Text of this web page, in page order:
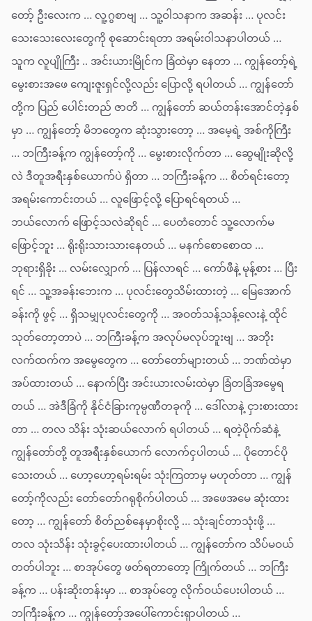
တော့် ဦးလေးက … လူ့ဂွစာဗျ … သူ့ဝါသနာက အဆန်း … ပုလင်း
သေးသေးလေးတွေကို စုဆောင်းရတာ အရမ်းဝါသနာပါတယ် …
သူက လူပျိုကြီး .. အင်းယားမြိုင်က ခြံထဲမှာ နေတာ … ကျွန်တော့်ရဲ့
မွေးစားအဖေ ကျေးဇူးရှင်လို့လည်း ပြောလို့ ရပါတယ် … ကျွန်တော်
တို့က ပြည် ပေါင်းတည် ဇာတိ … ကျွန်တော် ဆယ်တန်းအောင်တဲ့နှစ်
မှာ … ကျွန်တော့် မိဘတွေက ဆုံးသွားတော့ … အမေ့ရဲ့ အစ်ကိုကြီး
… ဘကြီးခန့်က ကျွန်တော့်ကို … မွေးစားလိုက်တာ … ဆွေမျိုးဆိုလို့
လဲ ဒီတူအရီးနှစ်ယောက်ပဲ ရှိတာ … ဘကြီးခန့်က … စိတ်ရင်းတော့
အရမ်းကောင်းတယ် … လူဖြောင့်လို့ ပြောရင်ရတယ် …
ဘယ်လောက် ဖြောင့်သလဲဆိုရင် … ပေတံတောင် သူ့လောက်မ
ဖြောင့်ဘူး … ရိုးရိုးသားသားနေတယ် … မနက်စောစောထ …
ဘုရားရှိခိုး … လမ်းလျှောက် … ပြန်လာရင် … ကော်ဖီနဲ့ မုန့်စား … ပြီး
ရင် … သူ့အခန်းဘေးက … ပုလင်းတွေသိမ်းထားတဲ့ … မြေအောက်
ခန်းကို ဖွင့် … ရှိသမျှပုလင်းတွေကို … အဝတ်သန့်သန့်လေးနဲ့ ထိုင်
သုတ်တော့တာပဲ … ဘကြီးခန့်က အလုပ်မလုပ်ဘူးဗျ … အဘိုး
လက်ထက်က အမွေတွေက … တော်တော်များတယ် … ဘဏ်ထဲမှာ
အပ်ထားတယ် … နောက်ပြီး အင်းယားလမ်းထဲမှာ ခြံတခြံအမွေရ
တယ် … အဲဒီခြံကို နိုင်ငံခြားကုမ္ပဏီတခုကို … ဒေါ်လာနဲ့ ငှားစားထား
တာ … တလ သိန်း သုံးဆယ်လောက် ရပါတယ် … ရတဲ့ပိုက်ဆံနဲ့
ကျွန်တော်တို့ တူအရီးနှစ်ယောက် လောက်ငှပါတယ် … ပိုတောင်ပို
သေးတယ် … ဟော့ဟော့ရမ်းရမ်း သုံးကြတာမှ မဟုတ်တာ … ကျွန်
တော့်ကိုလည်း တော်တော်ဂရုစိုက်ပါတယ် … အဖေအမေ ဆုံးထား
တော့ … ကျွန်တော် စိတ်ညစ်နေမှာစိုးလို့ … သုံးချင်တာသုံးဖို့ …
တလ သုံးသိန်း သုံးခွင့်ပေးထားပါတယ် … ကျွန်တော်က သိပ်မဝယ်
တတ်ပါဘူး … စာအုပ်တွေ ဖတ်ရတာတော့ ကြိုက်တယ် … ဘကြီး
ခန့်က … ပန်းဆိုးတန်းမှာ … စာအုပ်တွေ လိုက်ဝယ်ပေးပါတယ် …
ဘကြီးခန့်က … ကျွန်တော့်အပေါ်ကောင်းရှာပါတယ် …